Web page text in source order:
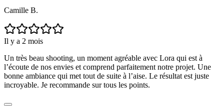
Camille B.
Il y a 2 mois
Un très beau shooting, un moment agréable avec Lora qui est à
l’écoute de nos envies et comprend parfaitement notre projet. Une
bonne ambiance qui met tout de suite à l’aise. Le résultat est juste
incroyable. Je recommande sur tous les points.